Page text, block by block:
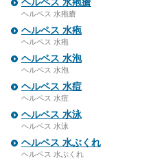
ヘルペス 水疱瘡
ヘルペス 水疱瘡
ヘルペス 水疱
ヘルペス 水疱
ヘルペス 水泡
ヘルペス 水泡
ヘルペス 水痘
ヘルペス 水痘
ヘルペス 水泳
ヘルペス 水泳
ヘルペス 水ぶくれ
ヘルペス 水ぶくれ